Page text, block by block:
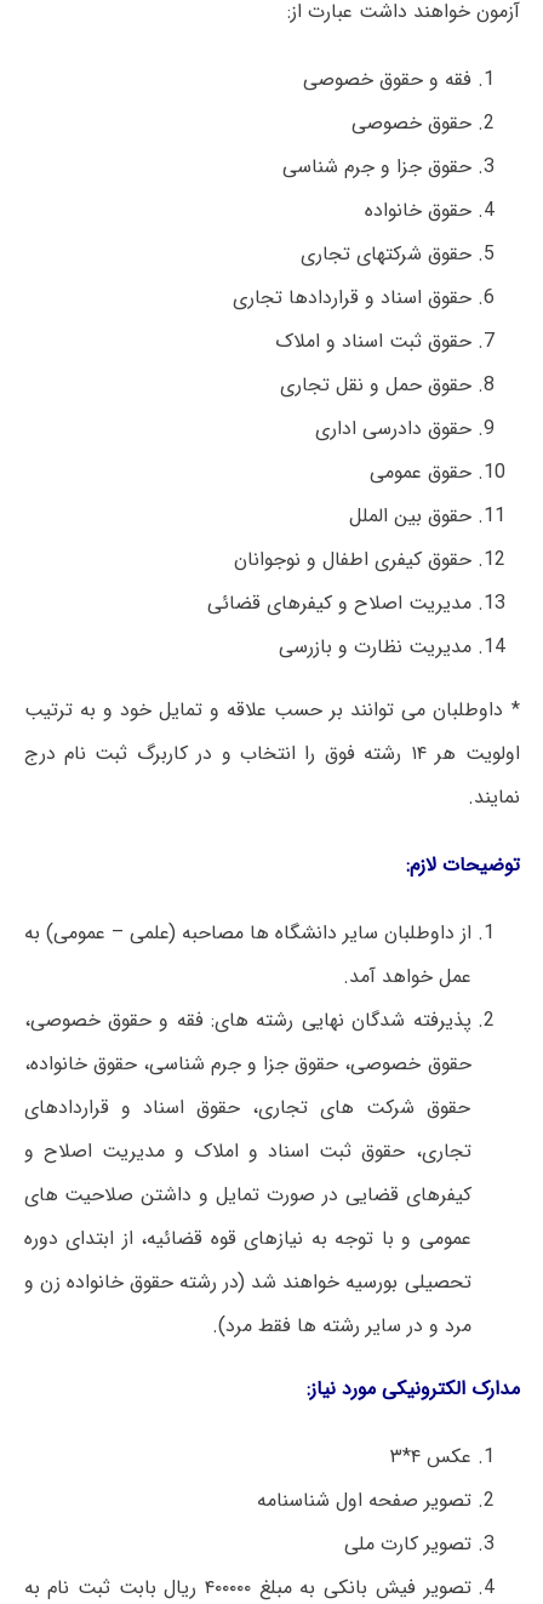
آزمون خواهند داشت عبارت از:
فقه و حقوق خصوصی
حقوق خصوصی
حقوق جزا و جرم شناسی
حقوق خانواده
حقوق شرکتهای تجاری
حقوق اسناد و قراردادها تجاری
حقوق ثبت اسناد و املاک
حقوق حمل و نقل تجاری
حقوق دادرسی اداری
حقوق عمومی
حقوق بین الملل
حقوق کیفری اطفال و نوجوانان
مدیریت اصلاح و کیفرهای قضائی
مدیریت نظارت و بازرسی
* داوطلبان می توانند بر حسب علاقه و تمایل خود و به ترتیب
اولویت هر ۱۴ رشته فوق را انتخاب و در کاربرگ ثبت نام درج
نمایند.
توضیحات لازم:
از داوطلبان سایر دانشگاه ها مصاحبه (علمی – عمومی) به
عمل خواهد آمد.
پذیرفته شدگان نهایی رشته های: فقه و حقوق خصوصی،
حقوق خصوصی، حقوق جزا و جرم شناسی، حقوق خانواده،
حقوق شرکت های تجاری، حقوق اسناد و قراردادهای
تجاری، حقوق ثبت اسناد و املاک و مدیریت اصلاح و
کیفرهای قضایی در صورت تمایل و داشتن صلاحیت های
عمومی و با توجه به نیازهای قوه قضائیه، از ابتدای دوره
تحصیلی بورسیه خواهند شد (در رشته حقوق خانواده زن و
مرد و در سایر رشته ها فقط مرد).
مدارک الکترونیکی مورد نیاز:
عکس ۴*۳
تصویر صفحه اول شناسنامه
تصویر کارت ملی
تصویر فیش بانکی به مبلغ ۴۰۰۰۰۰ ریال بابت ثبت نام به